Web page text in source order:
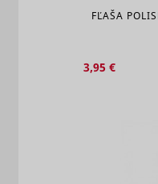
FĽAŠA
3,95 €